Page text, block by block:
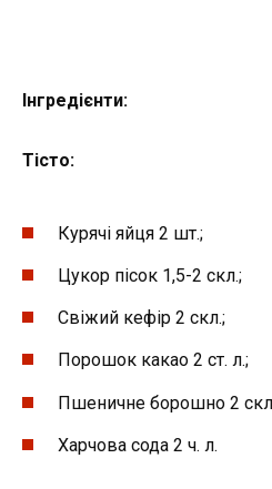
Інгредієнти:
Тісто:
Курячі яйця 2 шт.;
Цукор пісок 1,5-2 скл.;
Свіжий кефір 2 скл.;
Порошок какао 2 ст. л.;
Пшеничне борошно 2
Харчова сода 2 ч. л.